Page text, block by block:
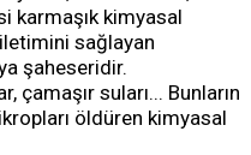
karmaşık kimyasal
sağlayan
şaheseridir.
suları... Bunların
öldüren kimyasal